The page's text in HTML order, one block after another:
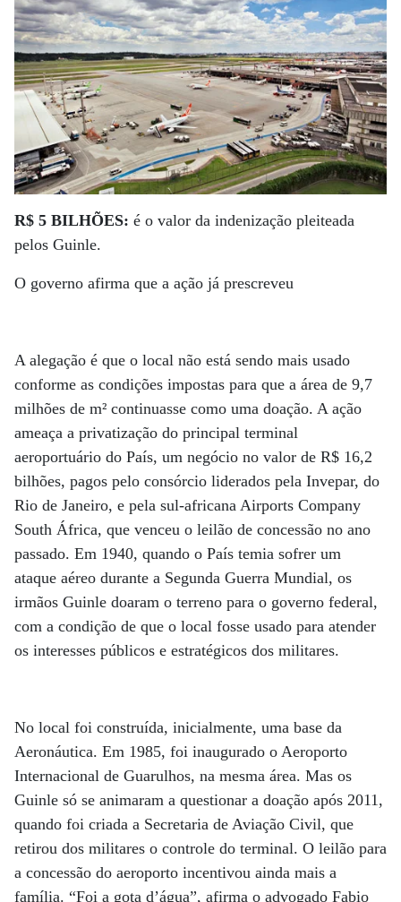
R$ 5 BILHÕES: é o valor da indenização pleiteada
pelos Guinle.
O governo afirma que a ação já prescreveu
A alegação é que o local não está sendo mais usado
conforme as condições impostas para que a área de 9,7
milhões de m² continuasse como uma doação. A ação
ameaça a privatização do principal terminal
aeroportuário do País, um negócio no valor de R$ 16,2
bilhões, pagos pelo consórcio liderados pela Invepar, do
Rio de Janeiro, e pela sul-africana Airports Company
South África, que venceu o leilão de concessão no ano
passado. Em 1940, quando o País temia sofrer um
ataque aéreo durante a Segunda Guerra Mundial, os
irmãos Guinle doaram o terreno para o governo federal,
com a condição de que o local fosse usado para atender
os interesses públicos e estratégicos dos militares.
No local foi construída, inicialmente, uma base da
Aeronáutica. Em 1985, foi inaugurado o Aeroporto
Internacional de Guarulhos, na mesma área. Mas os
Guinle só se animaram a questionar a doação após 2011,
quando foi criada a Secretaria de Aviação Civil, que
retirou dos militares o controle do terminal. O leilão para
a concessão do aeroporto incentivou ainda mais a
família. “Foi a gota d’água”, afirma o advogado Fabio